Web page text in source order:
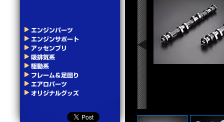
るエアポケットでフロントバンパー下部から進入する
増幅、圧縮し流速を速め車両後方へ流します。また、前
のストレーキによりタイヤの起こす乱流を軽減し、内側
します。流速の増した状態で床下を通った空気が車両
フォースを発生します。さらに車種によっては、エンジ
の熱気を引き抜き、水温や吸気温を下げる効果もあり
(税込)
カーボン 定価:
(税込)
エンジンパーツ
エンジンサポート
アッセンブリ
吸排気系
駆動系
フレーム＆足回り
エアロパーツ
オリジナルグッズ